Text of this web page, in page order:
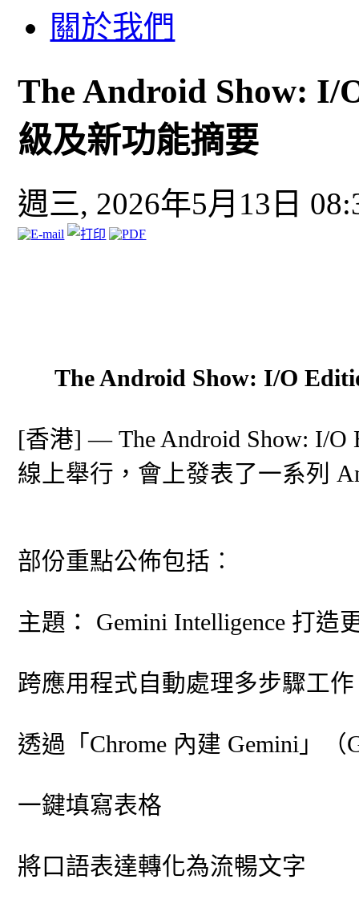
關於我們
The Android Show: I/
級及新功能摘要
週三, 2026年5月13日
The Android Show: I/O
[香港] — The Android Show: I/O
線上舉行，會上發表了一系列
部份重點公佈包括︰
主題： Gemini Intelligence 打
跨應用程式自動處理多步驟工作
透過「Chrome 內建 Gemini」
一鍵填寫表格
將口語表達轉化為流暢文字